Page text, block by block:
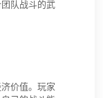
队战斗的武
价值。玩家